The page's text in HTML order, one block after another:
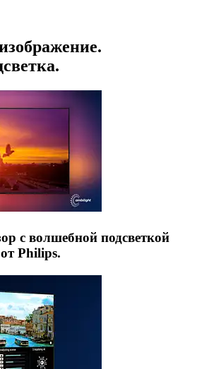
с волшебной подсветкой
Philips.